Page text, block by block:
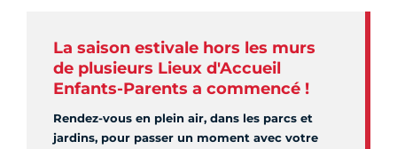
La saison estivale hors les murs
de plusieurs Lieux d'Accueil
Enfants-Parents a commencé !
Rendez-vous en plein air, dans les parcs et
jardins, pour passer un moment avec votre